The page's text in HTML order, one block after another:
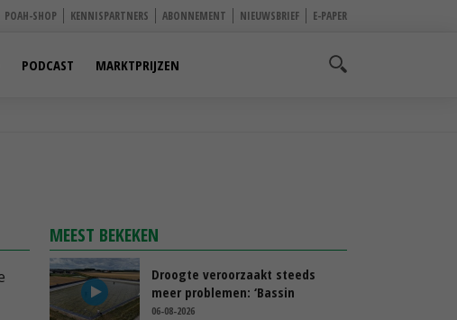
POAH-SHOP KENNISPARTNERS ABONNEMENT NIEUWSBRIEF E-PAPER
PODCAST MARKTPRIJZEN
MEEST BEKEKEN
Droogte veroorzaakt steeds
meer problemen: ‘Bassin
afgelopen week al leeg’
06-08-2026